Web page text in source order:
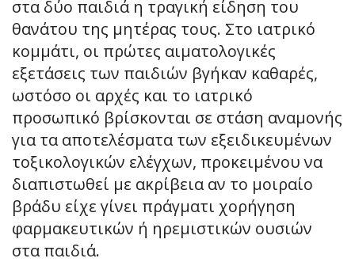
στα δύο παιδιά η τραγική είδηση του
θανάτου της μητέρας τους. Στο ιατρικό
κομμάτι, οι πρώτες αιματολογικές
εξετάσεις των παιδιών βγήκαν καθαρές,
ωστόσο οι αρχές και το ιατρικό
προσωπικό βρίσκονται σε στάση αναμονής
για τα αποτελέσματα των εξειδικευμένων
τοξικολογικών ελέγχων, προκειμένου να
διαπιστωθεί με ακρίβεια αν το μοιραίο
βράδυ είχε γίνει πράγματι χορήγηση
φαρμακευτικών ή ηρεμιστικών ουσιών
στα παιδιά.